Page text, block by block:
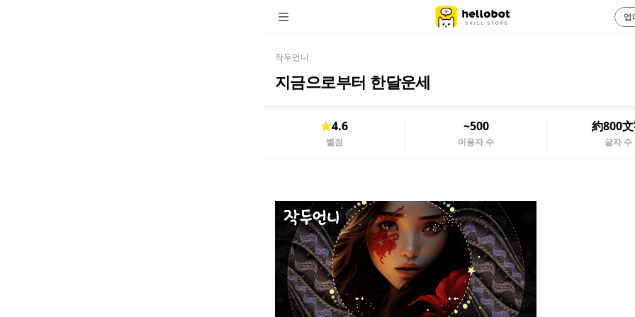
작두언니
지금으로부터 한달운세
4.6
별점
~500
이용자 수
約800
글자 수
앱